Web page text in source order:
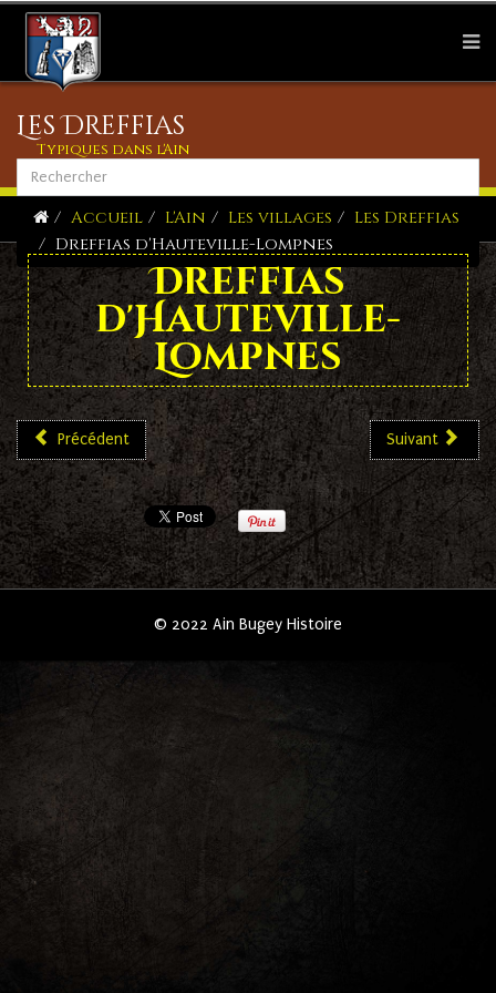
Les Dreffias
Typiques dans l'Ain
Accueil L'Ain Les villages
Les Dreffias
Dreffias d'Hauteville-Lompnes
Dreffias
d'Hauteville-
Lompnes
Précédent Suivant
© 2022 Ain Bugey Histoire